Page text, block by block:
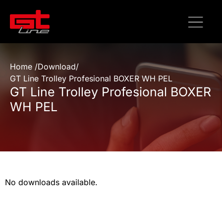
Home /Download/
GT Line Trolley Profesional BOXER WH PEL
GT Line Trolley Profesional BOXER
WH PEL
No downloads available.